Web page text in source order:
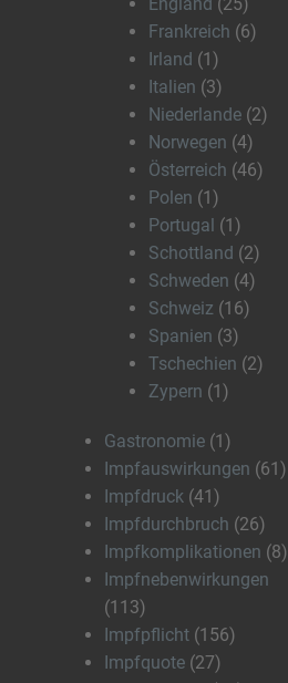
Frankreich (6)
Irland (1)
Italien (3)
Niederlande (2)
Norwegen (4)
Österreich (46)
Polen (1)
Portugal (1)
Schottland (2)
Schweden (4)
Schweiz (16)
Spanien (3)
Tschechien (2)
Zypern (1)
Gastronomie (1)
Impfauswirkungen (61)
Impfdruck (41)
Impfdurchbruch (26)
Impfkomplikationen (8)
Impfnebenwirkungen
(113)
Impfpflicht (156)
Impfquote (27)